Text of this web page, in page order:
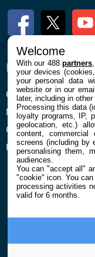
FacebookTwitter
ENTREPRISE
Qui sommes nous
Mentions légales et
Confidentialité et
Préférences cookies
Welcome
With our 488partners
your devices
your personal data
website or in our
later, including in other
Processing this data
loyalty programs, IP,
geolocation, etc.)
content,
screens (including by
personalising them,
audiences.
You can "accept all"
"cookie" icon. You
processing activities
valid for 6 months.